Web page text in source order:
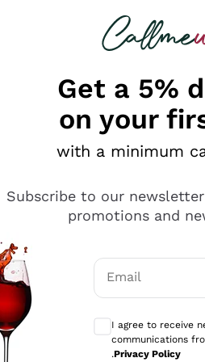
looking for
Get a 5%
on your
with a minimum
Subscribe to our
promotions and
Email
I agree to receive
communications
.Privacy Policy